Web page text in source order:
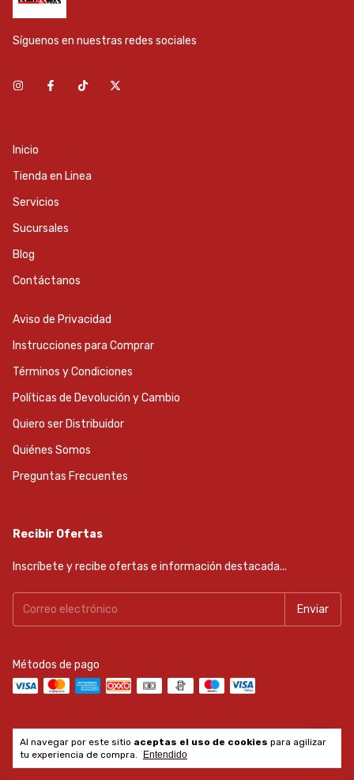
Al navegar por este sitio aceptas el uso de cookies para agilizar
tu experiencia de compra.
Entendido
Síguenos en nuestras redes sociales
Inicio
Tienda en Linea
Servicios
Sucursales
Blog
Contáctanos
Aviso de Privacidad
Instrucciones para Comprar
Términos y Condiciones
Políticas de Devolución y Cambio
Quiero ser Distribuidor
Quiénes Somos
Preguntas Frecuentes
Recibir Ofertas
Inscríbete y recibe ofertas e información destacada...
Métodos de pago
Copyright Reiker Tools - 2026. Todos los derechos reservados.